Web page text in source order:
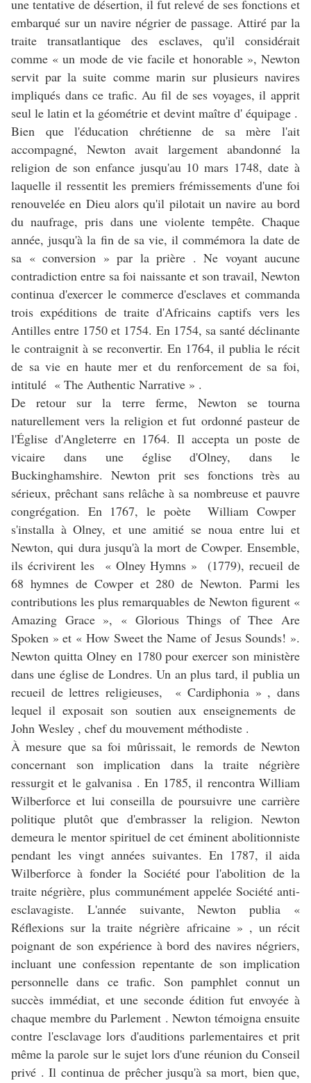
une tentative de désertion, il fut relevé de ses fonctions et
embarqué sur un navire négrier de passage. Attiré par la
traite transatlantique des esclaves, qu'il considérait
comme « un mode de vie facile et honorable », Newton
servit par la suite comme marin sur plusieurs navires
impliqués dans ce trafic. Au fil de ses voyages, il apprit
seul le latin et la géométrie et devint maître d' équipage .
Bien que l'éducation chrétienne de sa mère l'ait
accompagné, Newton avait largement abandonné la
religion de son enfance jusqu'au 10 mars 1748, date à
laquelle il ressentit les premiers frémissements d'une foi
renouvelée en Dieu alors qu'il pilotait un navire au bord
du naufrage, pris dans une violente tempête. Chaque
année, jusqu'à la fin de sa vie, il commémora la date de
sa « conversion » par la prière . Ne voyant aucune
contradiction entre sa foi naissante et son travail, Newton
continua d'exercer le commerce d'esclaves et commanda
trois expéditions de traite d'Africains captifs vers les
Antilles entre 1750 et 1754. En 1754, sa santé déclinante
le contraignit à se reconvertir. En 1764, il publia le récit
de sa vie en haute mer et du renforcement de sa foi,
intitulé « The Authentic Narrative » .
De retour sur la terre ferme, Newton se tourna
naturellement vers la religion et fut ordonné pasteur de
l'Église d'Angleterre en 1764. Il accepta un poste de
vicaire dans une église d'Olney, dans le
Buckinghamshire. Newton prit ses fonctions très au
sérieux, prêchant sans relâche à sa nombreuse et pauvre
congrégation. En 1767, le poète William Cowper
s'installa à Olney, et une amitié se noua entre lui et
Newton, qui dura jusqu'à la mort de Cowper. Ensemble,
ils écrivirent les « Olney Hymns » (1779), recueil de
68 hymnes de Cowper et 280 de Newton. Parmi les
contributions les plus remarquables de Newton figurent «
Amazing Grace », « Glorious Things of Thee Are
Spoken » et « How Sweet the Name of Jesus Sounds! ».
Newton quitta Olney en 1780 pour exercer son ministère
dans une église de Londres. Un an plus tard, il publia un
recueil de lettres religieuses, « Cardiphonia » , dans
lequel il exposait son soutien aux enseignements de
John Wesley , chef du mouvement méthodiste .
À mesure que sa foi mûrissait, le remords de Newton
concernant son implication dans la traite négrière
ressurgit et le galvanisa . En 1785, il rencontra William
Wilberforce et lui conseilla de poursuivre une carrière
politique plutôt que d'embrasser la religion. Newton
demeura le mentor spirituel de cet éminent abolitionniste
pendant les vingt années suivantes. En 1787, il aida
Wilberforce à fonder la Société pour l'abolition de la
traite négrière, plus communément appelée Société anti-
esclavagiste. L'année suivante, Newton publia «
Réflexions sur la traite négrière africaine » , un récit
poignant de son expérience à bord des navires négriers,
incluant une confession repentante de son implication
personnelle dans ce trafic. Son pamphlet connut un
succès immédiat, et une seconde édition fut envoyée à
chaque membre du Parlement . Newton témoigna ensuite
contre l'esclavage lors d'auditions parlementaires et prit
même la parole sur le sujet lors d'une réunion du Conseil
privé . Il continua de prêcher jusqu'à sa mort, bien que,